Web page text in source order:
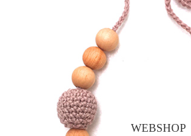
WEBSHOP